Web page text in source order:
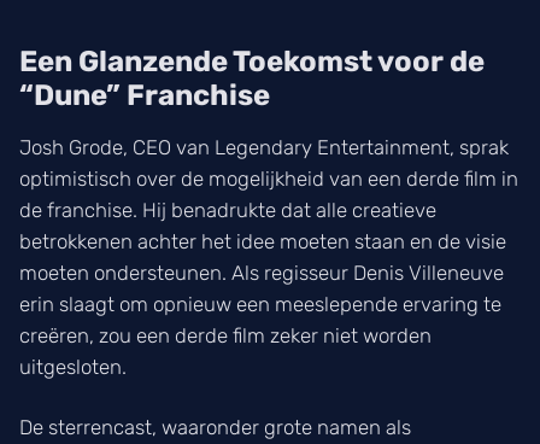
Een Glanzende Toekomst voor de
“Dune” Franchise
Josh Grode, CEO van Legendary Entertainment, sprak
optimistisch over de mogelijkheid van een derde film in
de franchise. Hij benadrukte dat alle creatieve
betrokkenen achter het idee moeten staan en de visie
moeten ondersteunen. Als regisseur Denis Villeneuve
erin slaagt om opnieuw een meeslepende ervaring te
creëren, zou een derde film zeker niet worden
uitgesloten.
De sterrencast, waaronder grote namen als